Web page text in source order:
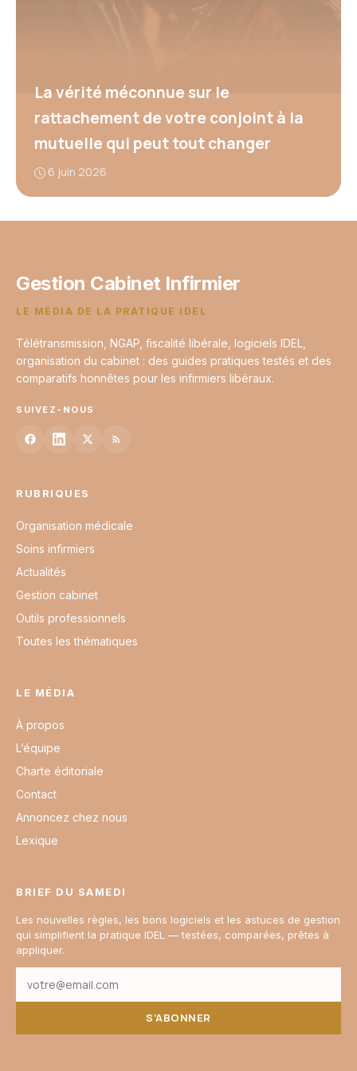
La vérité méconnue sur le
rattachement de votre conjoint à la
mutuelle qui peut tout changer
6 juin 2026
Gestion Cabinet Infirmier
LE MÉDIA DE LA PRATIQUE IDEL
Télétransmission, NGAP, fiscalité libérale, logiciels IDEL,
organisation du cabinet : des guides pratiques testés et des
comparatifs honnêtes pour les infirmiers libéraux.
SUIVEZ-NOUS
RUBRIQUES
Organisation médicale
Soins infirmiers
Actualités
Gestion cabinet
Outils professionnels
Toutes les thématiques
LE MÉDIA
À propos
L’équipe
Charte éditoriale
Contact
Annoncez chez nous
Lexique
BRIEF DU SAMEDI
Les nouvelles règles, les bons logiciels et les astuces de gestion
qui simplifient la pratique IDEL — testées, comparées, prêtes à
appliquer.
S’ABONNER